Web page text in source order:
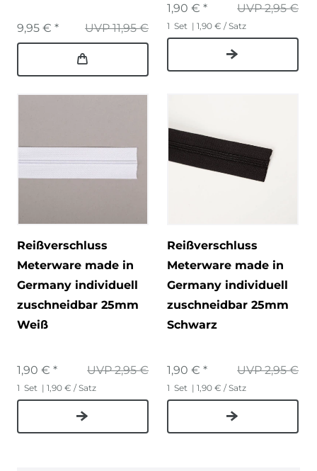
UVP 11,95 €
9,95 € *
UVP 2,95 €
1,90 € *
1 Set | 1,90 € / Satz
Reißverschluss
Meterware made in
Germany individuell
zuschneidbar 25mm
Weiß
UVP 2,95 €
1,90 € *
1 Set | 1,90 € / Satz
Reißverschluss
Meterware made in
Germany individuell
zuschneidbar 25mm
Schwarz
UVP 2,95 €
1,90 € *
1 Set | 1,90 € / Satz